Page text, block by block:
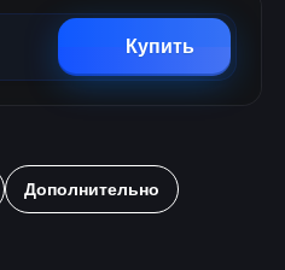
Купить
Дополнительно